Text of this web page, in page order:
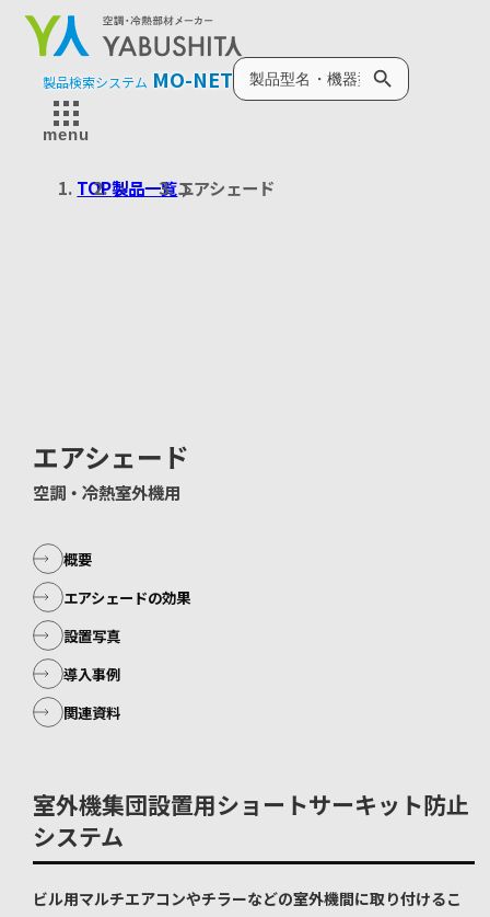
製品検索システム MO-NET製品検索
menu
TOP製品一覧エアシェード
エアシェード
空調・冷熱室外機用
概要
エアシェードの効果
設置写真
導入事例
関連資料
室外機集団設置用ショートサーキット防止
システム
ビル用マルチエアコンやチラーなどの室外機間に取り付けるこ